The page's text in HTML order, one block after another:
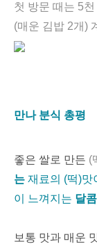
첫 방문 때는 5
(매운 김밥 2개)
만나 분식 총평
좋은 쌀로 만든 (
는 재료의 (떡)맛
이 느껴지는 달
보통 맛과 매운